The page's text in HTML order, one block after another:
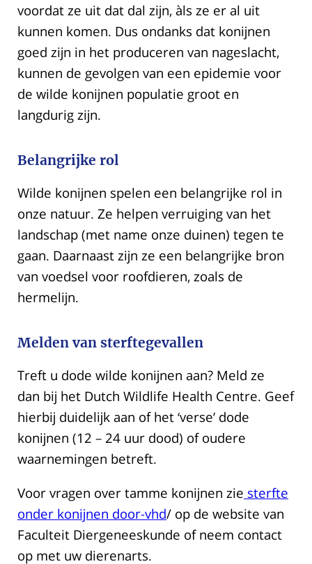
voordat ze uit dat dal zijn, àls ze er al uit
kunnen komen. Dus ondanks dat konijnen
goed zijn in het produceren van nageslacht,
kunnen de gevolgen van een epidemie voor
de wilde konijnen populatie groot en
langdurig zijn.
Belangrijke rol
Wilde konijnen spelen een belangrijke rol in
onze natuur. Ze helpen verruiging van het
landschap (met name onze duinen) tegen te
gaan. Daarnaast zijn ze een belangrijke bron
van voedsel voor roofdieren, zoals de
hermelijn.
Melden van sterftegevallen
Treft u dode wilde konijnen aan? Meld ze
dan bij het Dutch Wildlife Health Centre. Geef
hierbij duidelijk aan of het ‘verse’ dode
konijnen (12 – 24 uur dood) of oudere
waarnemingen betreft.
Voor vragen over tamme konijnen zie sterfte
onder konijnen door-vhd/ op de website van
Faculteit Diergeneeskunde of neem contact
op met uw dierenarts.